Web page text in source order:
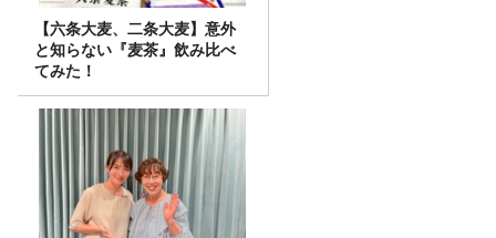
【六条大麦、二条大麦】意外
と知らない『麦茶』飲み比べ
てみた！